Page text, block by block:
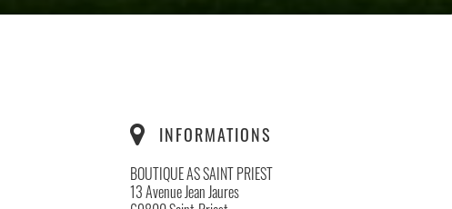
INFORMATIONS
BOUTIQUE AS SAINT PRIEST
13 Avenue Jean Jaures